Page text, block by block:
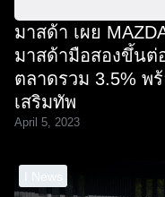
มาสด้า เผย
มาสด้ามือสองขึ้นต่
ตลาดรวม 3.5% พ
เสริมทัพ
April 5, 2023
I News